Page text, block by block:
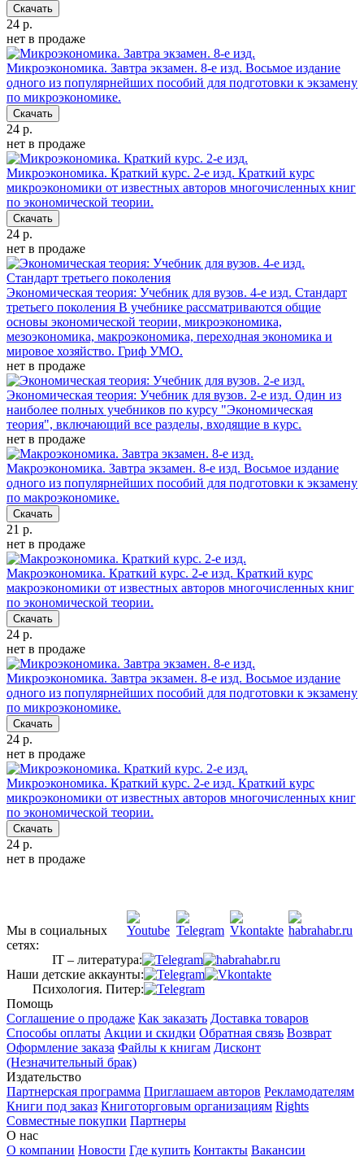
Скачать
24 р.
нет в продаже
Микроэкономика. Завтра экзамен. 8-е изд. Восьмое издание
одного из популярнейших пособий для подготовки к экзамену
по микроэкономике.
Скачать
24 р.
нет в продаже
Микроэкономика. Краткий курс. 2-е изд. Краткий курс
микроэкономики от известных авторов многочисленных книг
по экономической теории.
Скачать
24 р.
нет в продаже
Экономическая теория: Учебник для вузов. 4-е изд. Стандарт
третьего поколения В учебнике рассматриваются общие
основы экономической теории, микроэкономика,
мезоэкономика, макроэкономика, переходная экономика и
мировое хозяйство. Гриф УМО.
нет в продаже
Экономическая теория: Учебник для вузов. 2-е изд. Один из
наиболее полных учебников по курсу "Экономическая
теория", включающий все разделы, входящие в курс.
нет в продаже
Макроэкономика. Завтра экзамен. 8-е изд. Восьмое издание
одного из популярнейших пособий для подготовки к экзамену
по макроэкономике.
Скачать
21 р.
нет в продаже
Макроэкономика. Краткий курс. 2-е изд. Краткий курс
макроэкономики от известных авторов многочисленных книг
по экономической теории.
Скачать
24 р.
нет в продаже
Микроэкономика. Завтра экзамен. 8-е изд. Восьмое издание
одного из популярнейших пособий для подготовки к экзамену
по микроэкономике.
Скачать
24 р.
нет в продаже
Микроэкономика. Краткий курс. 2-е изд. Краткий курс
микроэкономики от известных авторов многочисленных книг
по экономической теории.
Скачать
24 р.
нет в продаже
Мы в социальных
сетях:
IT – литература:
Наши детские аккаунты:
Психология. Питер:
Помощь
Соглашение о продаже Как заказать Доставка товаров
Способы оплаты Акции и скидки Обратная связь Возврат
Оформление заказа Файлы к книгам Дисконт
(Незначительный брак)
Издательство
Партнерская программа Приглашаем авторов Рекламодателям
Книги под заказ Книготорговым организациям Rights
Совместные покупки Партнеры
О нас
О компании Новости Где купить Контакты Вакансии